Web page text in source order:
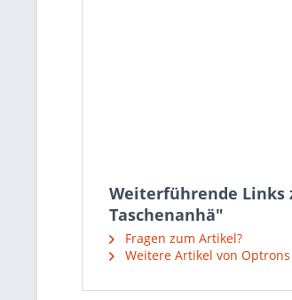
Weiterführende Links
Taschenanhä"
Fragen zum Artikel?
Weitere Artikel von Optrons